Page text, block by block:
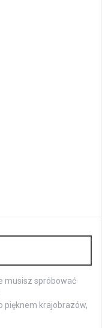
musisz spróbować
pięknem krajobrazów,